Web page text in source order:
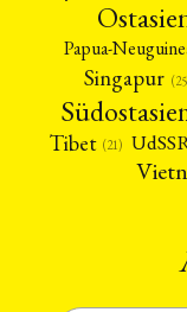
Papua-
Singapur
Tibet (21)